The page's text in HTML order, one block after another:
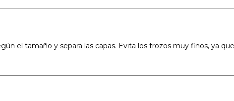
el tamaño y separa las capas. Evita los trozos muy finos, ya